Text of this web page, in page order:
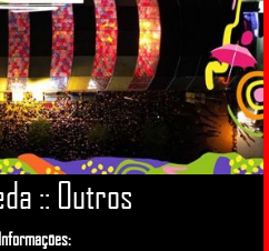
:: Outros